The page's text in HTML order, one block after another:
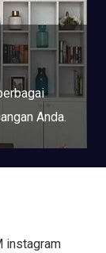
Anda.
instagram